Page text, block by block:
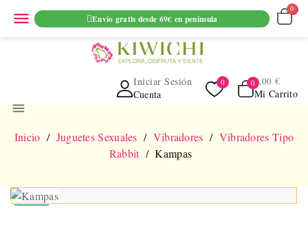
ENVIO GRATUITO EN PEDIDOS SUPERIORES A 69€ EN
PENINSULA
Cuenta
Iniciar Sesión
Mi Carrito
0,00 €
menu
Inicio Juguetes Sexuales Vibradores
Vibradores Tipo
Rabbit
Kampas
NUEVO
menu Envío gratis desde 69€ en península